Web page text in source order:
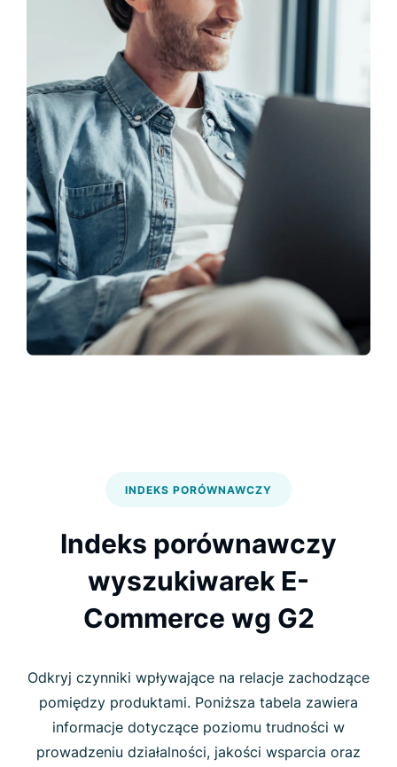
INDEKS PORÓWNAWCZY
Indeks porównawczy
wyszukiwarek E-
Commerce wg G2
Odkryj czynniki wpływające na relacje zachodzące
pomiędzy produktami. Poniższa tabela zawiera
informacje dotyczące poziomu trudności w
prowadzeniu działalności, jakości wsparcia oraz